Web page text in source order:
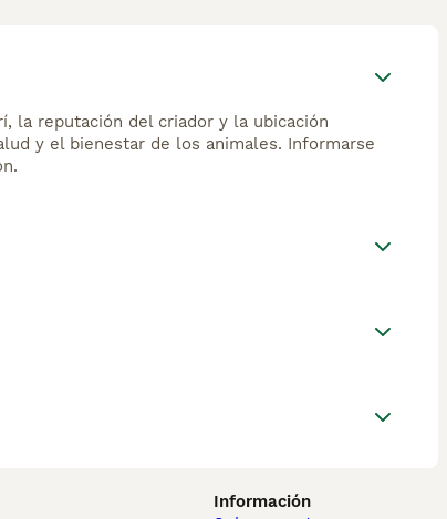
la reputación del criador y la ubicación
y el bienestar de los animales. Informarse
Información